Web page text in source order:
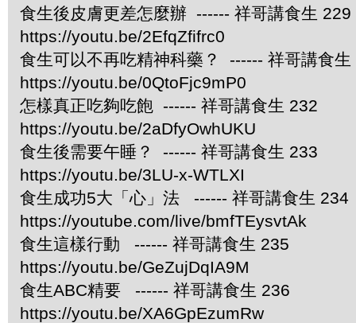
食生後皮膚更差怎麼辦 ------ 祥哥講食生 229
https://youtu.be/2EfqZfifrc0
食生可以不再吃精神科藥？ ------ 祥哥講食生
https://youtu.be/0QtoFjc9mP0
怎樣真正吃夠吃飽 ------ 祥哥講食生 232
https://youtu.be/2aDfyOwhUKU
食生後需要午睡？ ------ 祥哥講食生 233
https://youtu.be/3LU-x-WTLXI
食生成功5大「心」法 ------ 祥哥講食生 234
https://youtube.com/live/bmfTEysvtAk
食生這樣行動 ------ 祥哥講食生 235
https://youtu.be/GeZujDqIA9M
食生ABC精要 ------ 祥哥講食生 236
https://youtu.be/XA6GpEzumRw